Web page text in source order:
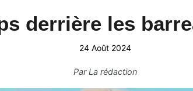
derrière les
24 Août 2024
ParLa rédaction